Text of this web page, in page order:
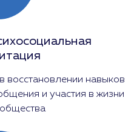
восстановлении навыков
и участия в жизни